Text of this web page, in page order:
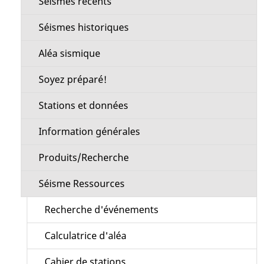
Séismes historiques
Aléa sismique
Soyez préparé!
Stations et données
Information générales
Produits/Recherche
Séisme Ressources
Recherche d'événements
Calculatrice d'aléa